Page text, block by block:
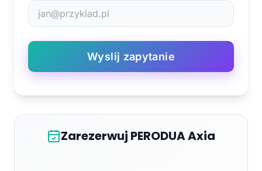
Wyslij zapytanie
Zarezerwuj PERODUA Axia